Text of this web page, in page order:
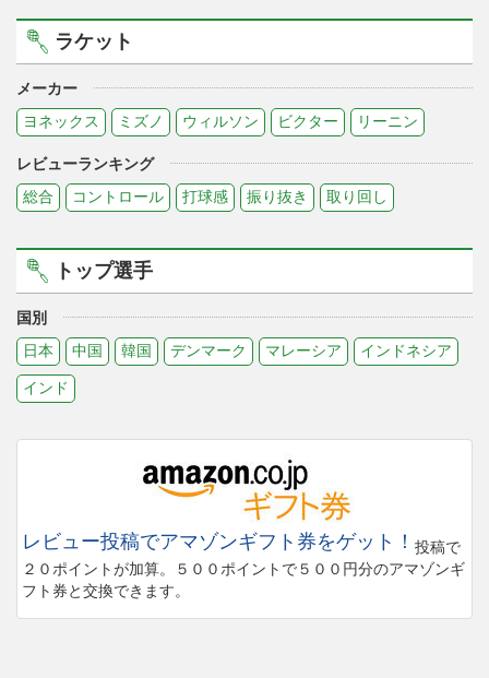
ラケット
メーカー
ヨネックス
ミズノ ウィルソン ビクター リーニン
レビューランキング
総合
コントロール 打球感 振り抜き 取り回し
トップ選手
国別
日本
中国 韓国 デンマーク マレーシア インドネシア
インド
レビュー投稿でアマゾンギフト券をゲット！ 投稿で
２０ポイントが加算。５００ポイントで５００円分のアマゾンギ
フト券と交換できます。